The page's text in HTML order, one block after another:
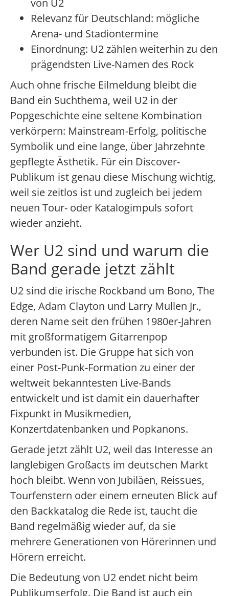
von U2
Relevanz für Deutschland: mögliche
Arena- und Stadiontermine
Einordnung: U2 zählen weiterhin zu den
prägendsten Live-Namen des Rock
Auch ohne frische Eilmeldung bleibt die
Band ein Suchthema, weil U2 in der
Popgeschichte eine seltene Kombination
verkörpern: Mainstream-Erfolg, politische
Symbolik und eine lange, über Jahrzehnte
gepflegte Ästhetik. Für ein Discover-
Publikum ist genau diese Mischung wichtig,
weil sie zeitlos ist und zugleich bei jedem
neuen Tour- oder Katalogimpuls sofort
wieder anzieht.
Wer U2 sind und warum die
Band gerade jetzt zählt
U2 sind die irische Rockband um Bono, The
Edge, Adam Clayton und Larry Mullen Jr.,
deren Name seit den frühen 1980er-Jahren
mit großformatigem Gitarrenpop
verbunden ist. Die Gruppe hat sich von
einer Post-Punk-Formation zu einer der
weltweit bekanntesten Live-Bands
entwickelt und ist damit ein dauerhafter
Fixpunkt in Musikmedien,
Konzertdatenbanken und Popkanons.
Gerade jetzt zählt U2, weil das Interesse an
langlebigen Großacts im deutschen Markt
hoch bleibt. Wenn von Jubiläen, Reissues,
Tourfenstern oder einem erneuten Blick auf
den Backkatalog die Rede ist, taucht die
Band regelmäßig wieder auf, da sie
mehrere Generationen von Hörerinnen und
Hörern erreicht.
Die Bedeutung von U2 endet nicht beim
Publikumserfolg. Die Band ist auch ein